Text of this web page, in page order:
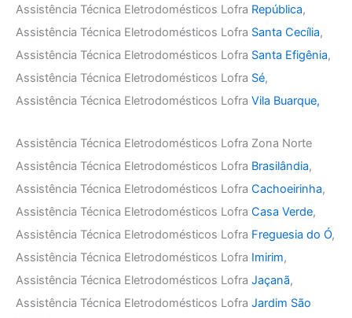
Assistência Técnica Eletrodomésticos Lofra República,
Assistência Técnica Eletrodomésticos Lofra Santa Cecília,
Assistência Técnica Eletrodomésticos Lofra Santa Efigênia,
Assistência Técnica Eletrodomésticos Lofra Sé,
Assistência Técnica Eletrodomésticos Lofra Vila Buarque,
Assistência Técnica Eletrodomésticos Lofra Zona Norte
Assistência Técnica Eletrodomésticos Lofra Brasilândia,
Assistência Técnica Eletrodomésticos Lofra Cachoeirinha,
Assistência Técnica Eletrodomésticos Lofra Casa Verde,
Assistência Técnica Eletrodomésticos Lofra Freguesia do Ó,
Assistência Técnica Eletrodomésticos Lofra Imirim,
Assistência Técnica Eletrodomésticos Lofra Jaçanã,
Assistência Técnica Eletrodomésticos Lofra Jardim São